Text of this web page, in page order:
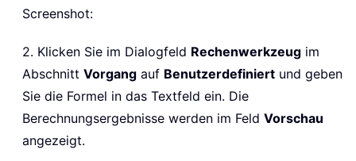
Screenshot:
2. Klicken Sie im Dialogfeld Rechenwerkzeug im
Abschnitt Vorgang auf Benutzerdefiniert und geben
Sie die Formel in das Textfeld ein. Die
Berechnungsergebnisse werden im Feld Vorschau
angezeigt.